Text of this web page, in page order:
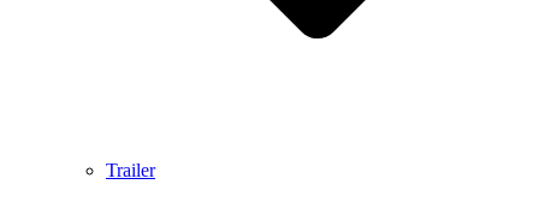
Trailer